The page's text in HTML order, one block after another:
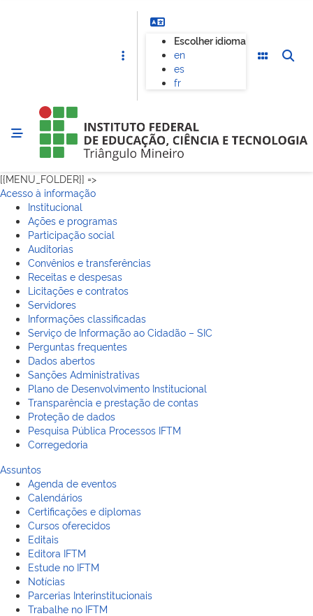
Escolher idioma
en
es
fr
[{MENU_FOLDER}] =>
Acesso à informação
Institucional
Ações e programas
Participação social
Auditorias
Convênios e transferências
Receitas e despesas
Licitações e contratos
Servidores
Informações classificadas
Serviço de Informação ao Cidadão – SIC
Perguntas frequentes
Dados abertos
Sanções Administrativas
Plano de Desenvolvimento Institucional
Transparência e prestação de contas
Proteção de dados
Pesquisa Pública Processos IFTM
Corregedoria
Assuntos
Agenda de eventos
Calendários
Certificações e diplomas
Cursos oferecidos
Editais
Editora IFTM
Estude no IFTM
Notícias
Parcerias Interinstitucionais
Trabalhe no IFTM